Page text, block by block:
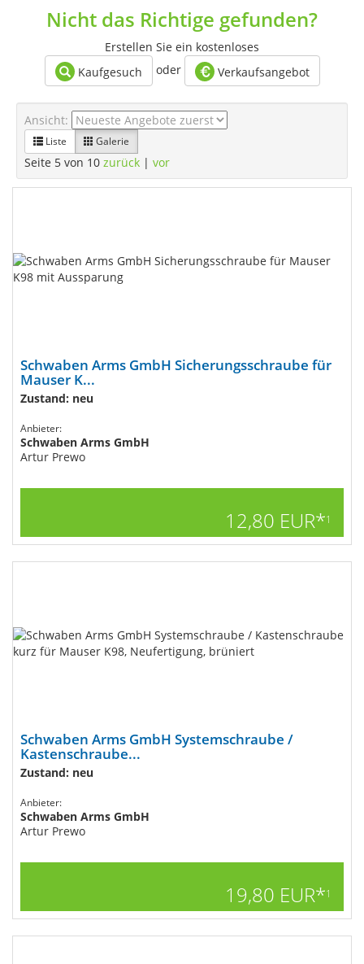
Nicht das Richtige gefunden?
Erstellen Sie ein kostenloses
Kaufgesuch
oder Verkaufsangebot
Ansicht:
Liste Galerie
Seite 5 von 10 zurück | vor
Schwaben Arms GmbH Sicherungsschraube für
Mauser K...
Zustand: neu
Anbieter:
Schwaben Arms GmbH
Artur Prewo
12,80 EUR*1
Schwaben Arms GmbH Systemschraube /
Kastenschraube...
Zustand: neu
Anbieter:
Schwaben Arms GmbH
Artur Prewo
19,80 EUR*1